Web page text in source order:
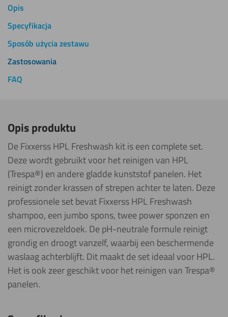
Opis
Specyfikacja
Sposób użycia zestawu
Zastosowania
FAQ
Opis produktu
De Fixxerss HPL Freshwash kit is een complete set.
Deze wordt gebruikt voor het reinigen van HPL
(Trespa®) en andere gladde kunststof panelen. Het
reinigt zonder krassen of strepen achter te laten. Deze
professionele set bevat Fixxerss HPL Freshwash
shampoo, een jumbo spons, twee power sponzen en
een microvezeldoek. De pH-neutrale formule reinigt
grondig en droogt vanzelf, waarbij een beschermende
waslaag achterblijft. Dit maakt de set ideaal voor HPL.
Het is ook zeer geschikt voor het reinigen van Trespa®
panelen.